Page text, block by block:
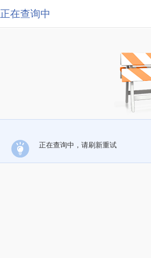
正在查询中
正在查询中，请刷新重试